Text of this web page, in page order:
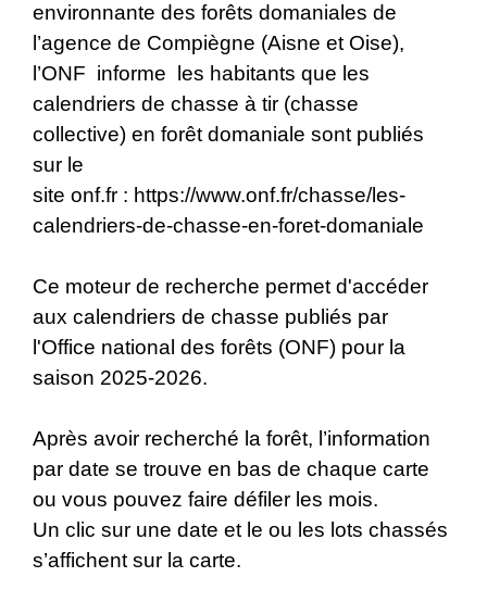
environnante des forêts domaniales de
l’agence de Compiègne (Aisne et Oise),
l’ONF informe les habitants que les
calendriers de chasse à tir (chasse
collective) en forêt domaniale sont publiés
sur le
site onf.fr : https://www.onf.fr/chasse/les-
calendriers-de-chasse-en-foret-domaniale
Ce moteur de recherche permet d'accéder
aux calendriers de chasse publiés par
l'Office national des forêts (ONF) pour la
saison 2025-2026.
Après avoir recherché la forêt, l’information
par date se trouve en bas de chaque carte
ou vous pouvez faire défiler les mois.
Un clic sur une date et le ou les lots chassés
s’affichent sur la carte.